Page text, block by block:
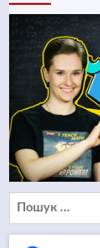
Пошук: